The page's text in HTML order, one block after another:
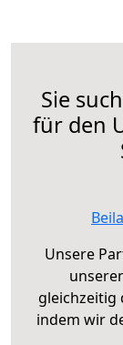
Sie
für den
Unsere
gleichzeitig
indem wir